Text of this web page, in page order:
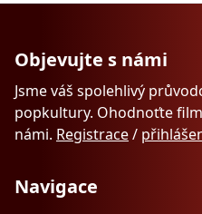
Objevujte s námi
Jsme váš spolehlivý
popkultury. Ohodnoťte
námi. Registrace/
Navigace